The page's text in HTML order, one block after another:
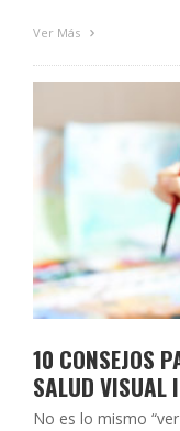
explicaciones …
Ver Más
10 CONSEJOS
SALUD VISUAL
No es lo mismo